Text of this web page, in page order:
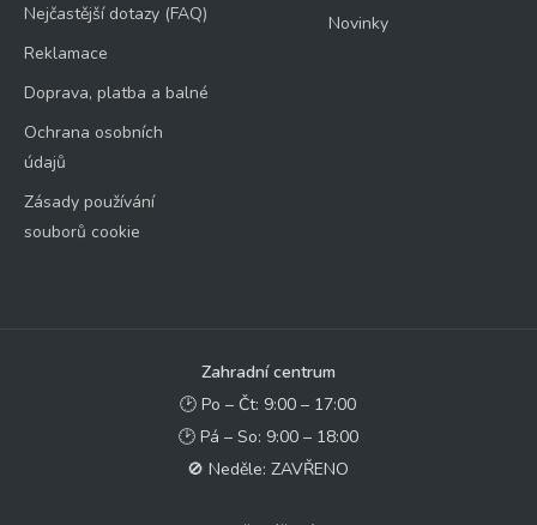
Nejčastější dotazy (FAQ)
Reklamace
Doprava, platba a balné
Ochrana osobních
údajů
Zásady používání
souborů cookie
Novinky
Zahradní centrum
🕑 Po – Čt: 9:00 – 17:00
🕑 Pá – So: 9:00 – 18:00
🚫 Neděle: ZAVŘENO